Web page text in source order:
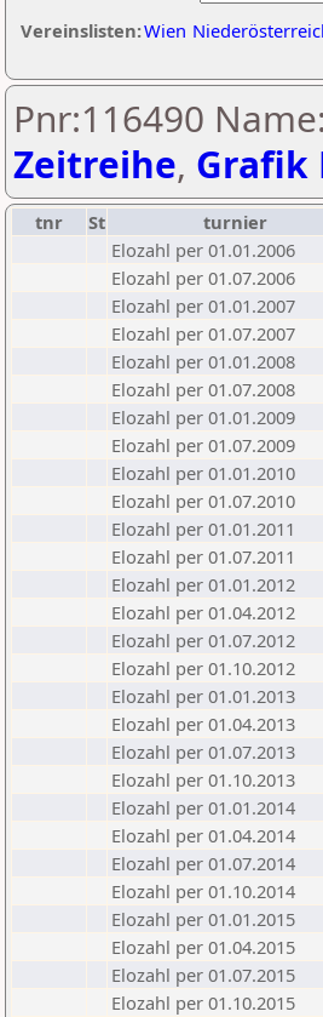
Vereinslisten:Wien
Pnr:116490
Zeitreihe, Grafik
tnr St turnier
Elozahl per 01.01.2006
Elozahl per 01.07.2006
Elozahl per 01.01.2007
Elozahl per 01.07.2007
Elozahl per 01.01.2008
Elozahl per 01.07.2008
Elozahl per 01.01.2009
Elozahl per 01.07.2009
Elozahl per 01.01.2010
Elozahl per 01.07.2010
Elozahl per 01.01.2011
Elozahl per 01.07.2011
Elozahl per 01.01.2012
Elozahl per 01.04.2012
Elozahl per 01.07.2012
Elozahl per 01.10.2012
Elozahl per 01.01.2013
Elozahl per 01.04.2013
Elozahl per 01.07.2013
Elozahl per 01.10.2013
Elozahl per 01.01.2014
Elozahl per 01.04.2014
Elozahl per 01.07.2014
Elozahl per 01.10.2014
Elozahl per 01.01.2015
Elozahl per 01.04.2015
Elozahl per 01.07.2015
Elozahl per 01.10.2015